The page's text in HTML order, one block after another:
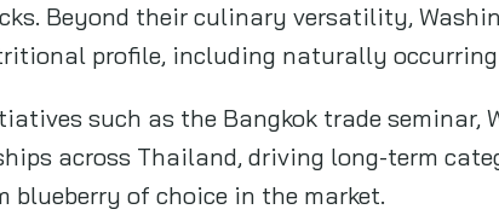
Beyond their culinary versatility,
profile, including naturally
such as the Bangkok trade seminar,
across Thailand, driving long-term
blueberry of choice in the market.